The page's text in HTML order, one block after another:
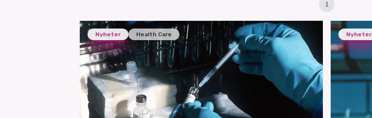
1
Nyheter Health Care Nyheter